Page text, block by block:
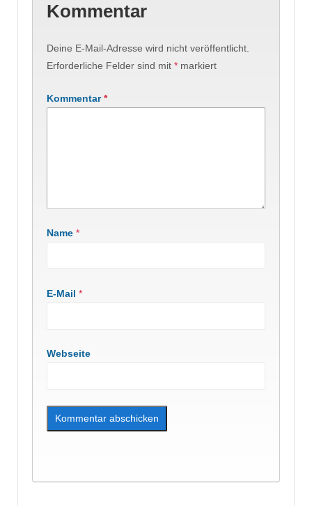
Kommentar
Deine E-Mail-Adresse wird nicht veröffentlicht.
Erforderliche Felder sind mit * markiert
Kommentar*
Name *
E-Mail *
Webseite